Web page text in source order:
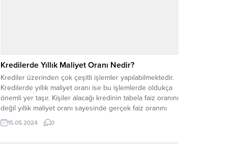
Kredilerde Yıllık Maliyet Oranı Nedir?
Krediler üzerinden çok çeşitli işlemler yapılabilmektedir.
Kredilerde yıllık maliyet oranı ise bu işlemlerde oldukça
önemli yer taşır. Kişiler alacağı kredinin tabela faiz oranını
değil yıllık maliyet oranı sayesinde gerçek faiz oranını
öğrenebilmektedir. İhtiyaca yönelik olarak en uygun
kredi araştırması yapılırken bu oran göz önünde
15.05.2024 0